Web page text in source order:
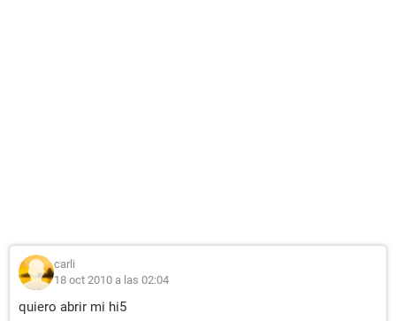
carli
18 oct 2010 a las 02:04
quiero abrir mi hi5